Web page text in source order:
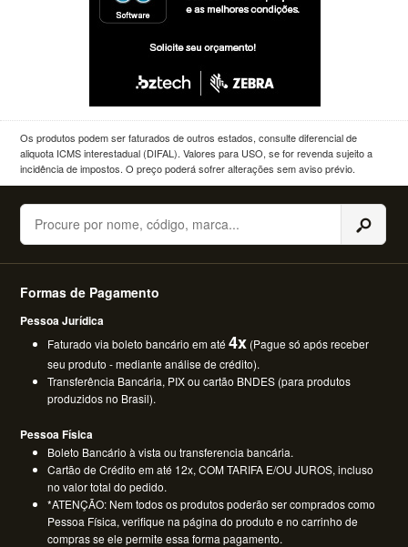
Os produtos podem ser faturados de outros estados, consulte diferencial de
aliquota ICMS interestadual (DIFAL). Valores para USO, se for revenda sujeito a
incidência de impostos. O preço poderá sofrer alterações sem aviso prévio.
Buscar
Formas de Pagamento
Pessoa Jurídica
Faturado via boleto bancário em até4x (Pague só após receber
seu produto - mediante análise de crédito).
Transferência Bancária, PIX ou cartão BNDES (para produtos
produzidos no Brasil).
Pessoa Física
Boleto Bancário à vista ou transferencia bancária.
Cartão de Crédito em até 12x, COM TARIFA E/OU JUROS, incluso
no valor total do pedido.
*ATENÇÃO: Nem todos os produtos poderão ser comprados como
Pessoa Física, verifique na página do produto e no carrinho de
compras se ele permite essa forma pagamento.